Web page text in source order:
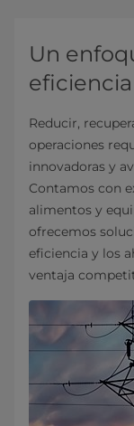
Un
Reducir,
operaciones
innovadoras y
Contamos con
alimentos y
ofrecemos
eficiencia y los
ventaja